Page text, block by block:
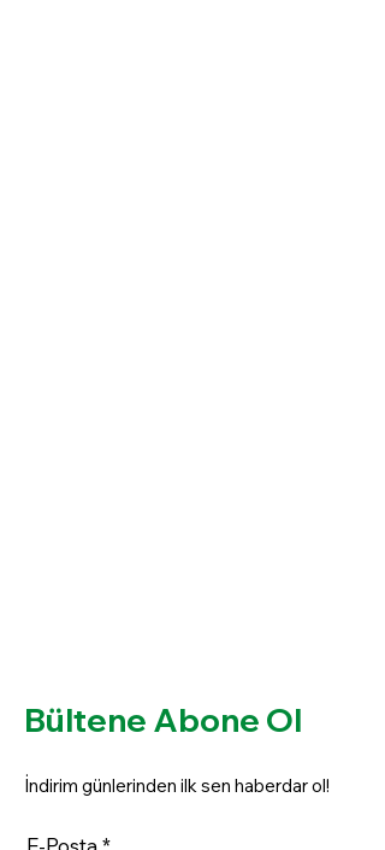
Bültene Abone Ol
İndirim günlerinden ilk sen haberdar ol!